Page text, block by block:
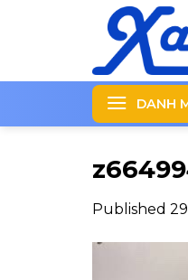
DANH
Published